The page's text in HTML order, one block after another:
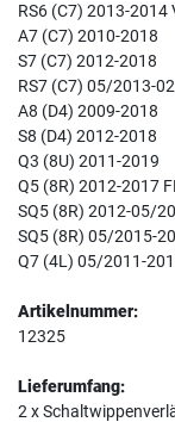
RS6 (C7) 2013-2014
A7 (C7) 2010-2018
S7 (C7) 2012-2018
RS7 (C7) 05/2013-
A8 (D4) 2009-2018
S8 (D4) 2012-2018
Q3 (8U) 2011-2019
Q5 (8R) 2012-2017 FL
SQ5 (8R) 2012-05/
SQ5 (8R) 05/2015-
Q7 (4L) 05/2011-
Artikelnummer:
12325
Lieferumfang:
2 x